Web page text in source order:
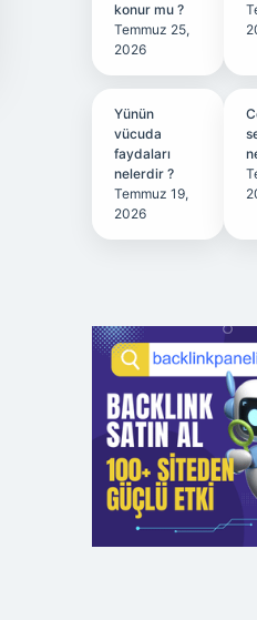
konur mu ?
Temmuz 25,
2026
Yünün
vücuda
faydaları
nelerdir ?
Temmuz 19,
2026